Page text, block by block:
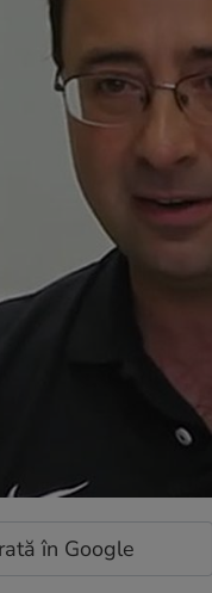
în Google